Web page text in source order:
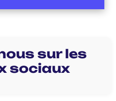
sur les
sociaux